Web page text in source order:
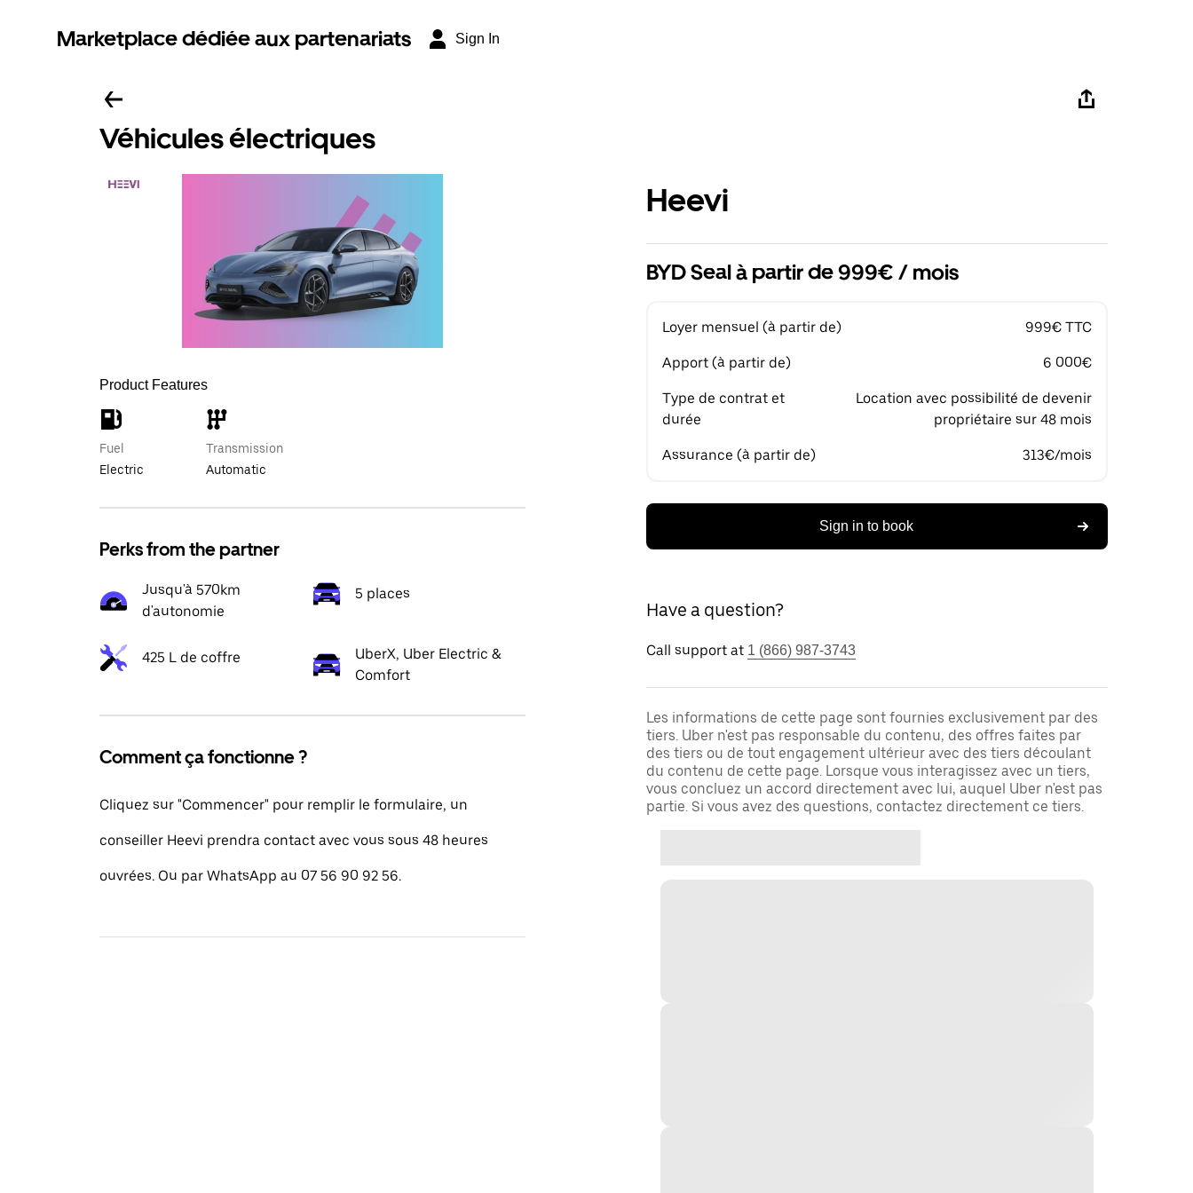
Marketplace dédiée aux partenariats Sign In
Véhicules électriques
Product Features
Fuel
Electric
Transmission
Automatic
Perks from the partner
Jusqu'à 570km
d'autonomie
5 places
425 L de coffre
UberX, Uber Electric &
Comfort
Comment ça fonctionne ?
Cliquez sur "Commencer" pour remplir le formulaire, un
conseiller Heevi prendra contact avec vous sous 48 heures
ouvrées. Ou par WhatsApp au 07 56 90 92 56.
Heevi
BYD Seal à partir de 999€ / mois
Loyer mensuel (à partir de) 999€ TTC
Apport (à partir de) 6 000€
Type de contrat et
durée
Location avec possibilité de devenir
propriétaire sur 48 mois
Assurance (à partir de) 313€/mois
Sign in to book
Have a question?
Call support at 1 (866) 987-3743
Les informations de cette page sont fournies exclusivement par des
tiers. Uber n'est pas responsable du contenu, des offres faites par
des tiers ou de tout engagement ultérieur avec des tiers découlant
du contenu de cette page. Lorsque vous interagissez avec un tiers,
vous concluez un accord directement avec lui, auquel Uber n'est pas
partie. Si vous avez des questions, contactez directement ce tiers.